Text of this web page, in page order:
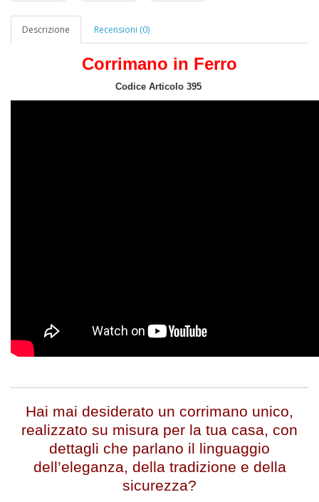
Descrizione Recensioni (0)
Corrimano in Ferro
Codice Articolo 395
Hai mai desiderato un corrimano unico,
realizzato su misura per la tua casa, con
dettagli che parlano il linguaggio
dell’eleganza, della tradizione e della
sicurezza?